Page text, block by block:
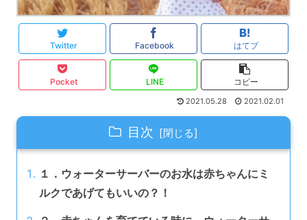
Twitter Facebook はてブ
Pocket LINE コピー
2021.05.28 2021.02.01
目次
１．ウォーターサーバーのお水は赤ちゃんにミ
ルクであげてもいいの？！